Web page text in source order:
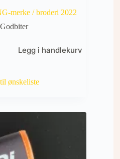
merke / broderi 2022
Godbiter
Legg i handlekurv
ønskeliste